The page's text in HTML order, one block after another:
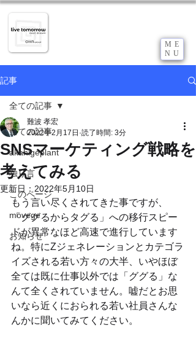
ME
NU
記事
全ての記事
akahigeplant
独り言
このページ
movege
お知らせ
全ての記事
SNSマーケティング戦略を
考えてみる
難波 孝宏
2022年2月17日 読了時間: 3分
更新日： 2022年5月10日
もう言い尽くされてきた事ですが、
「ググるからタグる」への移行スピー
ドが異常なほど高速で進行しています
ね。特にZジェネレーションとカテゴラ
イズされる若い方々の大半、いやほぼ
全ては既に仕事以外では「ググる」な
んて全くされていません。嘘だとお思
いなら近くにおられる若い社員さんな
んかに聞いてみてください。